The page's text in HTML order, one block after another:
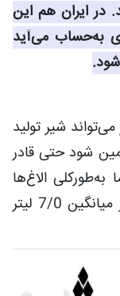
در ایران هم این
به‌حساب می‌آید
زایمان بین 150 تا 210 روز می‌تواند شیر تولید
شود حتی قادر
اما به‌طورکلی الاغ‌ها
قادرند روزی بین 5/0 تا 5/1 یا به‌طور میانگین 7/0 لیتر